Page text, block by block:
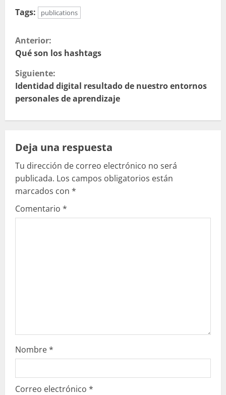
Tags:
publications
S
i
g
u
e
l
e
y
e
Anterior:
Qué son los hashtags
Siguiente:
Identidad digital resultado de nuestro entornos
personales de aprendizaje
Deja una respuesta
Tu dirección de correo electrónico no será
publicada. Los campos obligatorios están
marcados con *
Comentario *
Nombre*
Correo electrónico *